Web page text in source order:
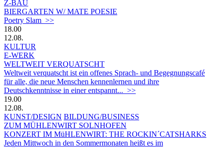
Z-BAU
BIERGARTEN W/ MATE POESIE
Poetry Slam >>
18.00
12.08.
KULTUR
E-WERK
WELTWEIT VERQUATSCHT
Weltweit verquatscht ist ein offenes Sprach- und Begegnungscafé
für alle, die neue Menschen kennenlernen und ihre
Deutschkenntnisse in einer entspannt... >>
19.00
12.08.
KUNST/DESIGN BILDUNG/BUSINESS
ZUM MÜHLENWIRT SOLNHOFEN
KONZERT IM MüHLENWIRT: THE ROCKIN´CATSHARKS
Jeden Mittwoch in den Sommermonaten heißt es im